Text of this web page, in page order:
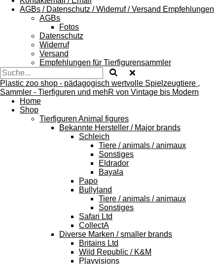
AGBs / Datenschutz / Widerruf / Versand Empfehlungen
AGBs
Fotos
Datenschutz
Widerruf
Versand
Empfehlungen für Tierfigurensammler
Plastic zoo shop - pädagogisch wertvolle Spielzeugtiere ,
Sammler - Tierfiguren und mehR von Vintage bis Modern
Home
Shop
Tierfiguren Animal figures
Bekannte Hersteller / Major brands
Schleich
Tiere / animals / animaux
Sonstiges
Eldrador
Bayala
Papo
Bullyland
Tiere / animals / animaux
Sonstiges
Safari Ltd
CollectA
Diverse Marken / smaller brands
Britains Ltd
Wild Republic / K&M
Playvisions